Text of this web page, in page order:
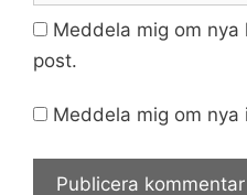
Meddela mig om
post.
Meddela mig om